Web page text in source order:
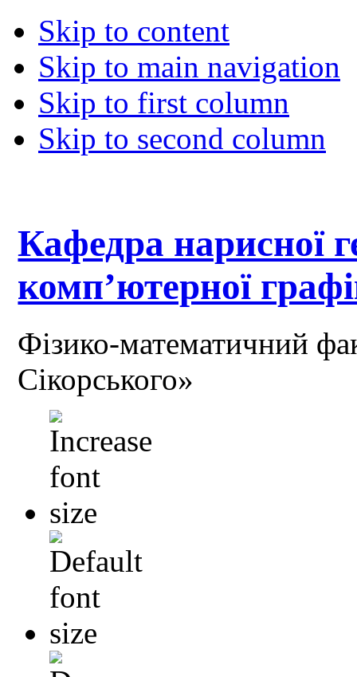
Skip to content
Skip to main navigation
Skip to first column
Skip to second column
Кафедра нарисної
комп’ютерної
Фізико-математичний
Сікорського»